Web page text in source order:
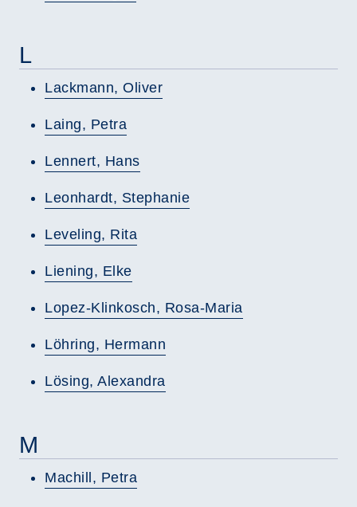
L
Lackmann, Oliver
Laing, Petra
Lennert, Hans
Leonhardt, Stephanie
Leveling, Rita
Liening, Elke
Lopez-Klinkosch, Rosa-Maria
Löhring, Hermann
Lösing, Alexandra
M
Machill, Petra